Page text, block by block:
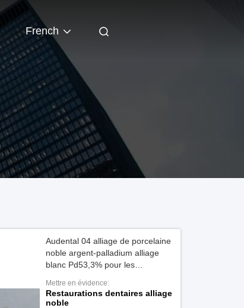
French
Audental 04 alliage de porcelaine
noble argent-palladium alliage
blanc Pd53,3% pour les
Mettre en évidence:
Restaurations dentaires alliage
noble